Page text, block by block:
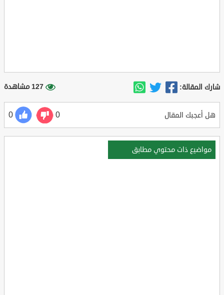
شارك المقالة: 127 مشاهدة
هل أعجبك المقال 0
0
مواضيع ذات محتوي مطابق